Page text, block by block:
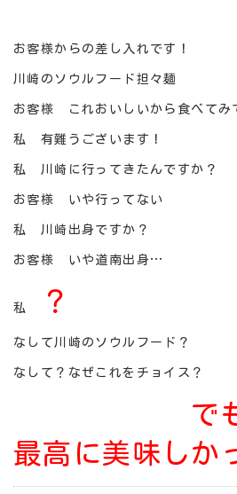
お客様からの差し入れです！
川崎のソウルフード担々麺
お客様 これおいしいから食べてみ
私 有難うございます！
私 川崎に行ってきたんですか？
お客様 いや行ってない
私 川崎出身ですか？
お客様 いや道南出身…
私 ？
なして川崎のソウルフード？
なして？なぜこれをチョイス？
で
最高に美味しか